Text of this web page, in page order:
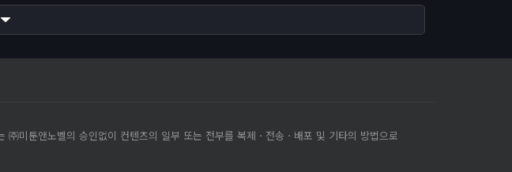
미툰앤노벨의 승인없이 컨텐츠의 일부 또는 전부를 복제ㆍ전송ㆍ배포 및 기타의 방법으로